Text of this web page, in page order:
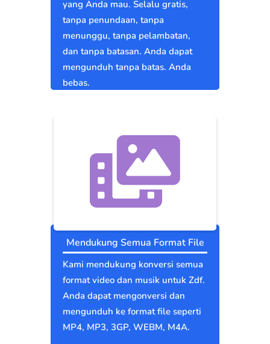
yang Anda mau. Selalu gratis,
tanpa penundaan, tanpa
menunggu, tanpa pelambatan,
dan tanpa batasan. Anda dapat
mengunduh tanpa batas. Anda
bebas.
Mendukung Semua Format File
Kami mendukung konversi semua
format video dan musik untuk Zdf.
Anda dapat mengonversi dan
mengunduh ke format file seperti
MP4, MP3, 3GP, WEBM, M4A.